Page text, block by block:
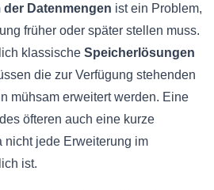
der Datenmengen ist ein Problem,
früher oder später stellen muss.
klassische Speicherlösungen
die zur Verfügung stehenden
mühsam erweitert werden. Eine
öfteren auch eine kurze
nicht jede Erweiterung im
ist.